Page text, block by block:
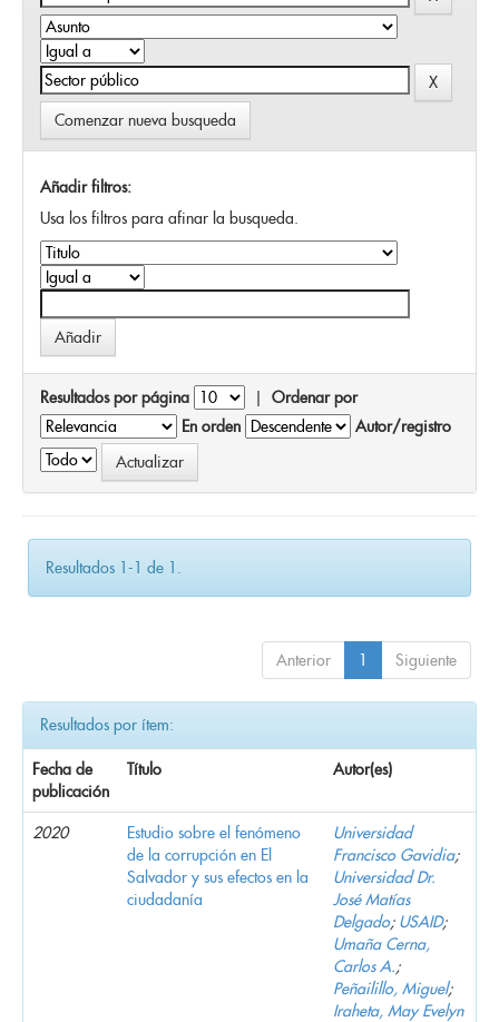
Comenzar nueva busqueda
Añadir filtros:
Usa los filtros para afinar la busqueda.
Resultados por página | Ordenar por
En orden
Autor/registro
Resultados 1-1 de 1.
Anterior 1 Siguiente
Resultados por ítem:
Fecha de
publicación
Título Autor(es)
2020
Estudio sobre el fenómeno
de la corrupción en El
Salvador y sus efectos en la
ciudadanía
Universidad
Francisco Gavidia;
Universidad Dr.
José Matías
Delgado; USAID;
Umaña Cerna,
Carlos A.;
Peñailillo, Miguel;
Iraheta, May Evelyn